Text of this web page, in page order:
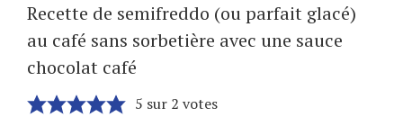
Recette de semifreddo (ou parfait glacé)
au café sans sorbetière avec une sauce
chocolat café
5 sur 2 votes